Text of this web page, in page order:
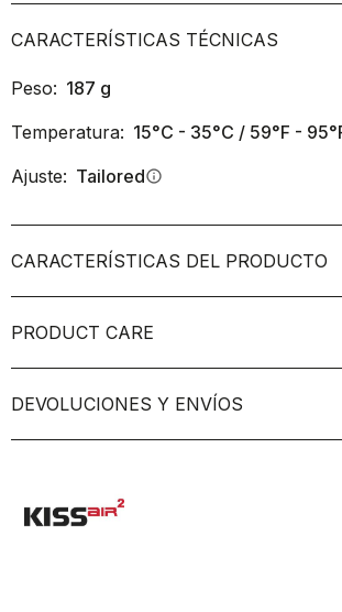
CARACTERÍSTICAS TÉCNICAS
Peso: 187 g
Temperatura: 15°C - 35°C / 59°F -
Ajuste: Tailoredinfo
CARACTERÍSTICAS DEL PRODUCTO
PRODUCT CARE
DEVOLUCIONES Y ENVÍOS